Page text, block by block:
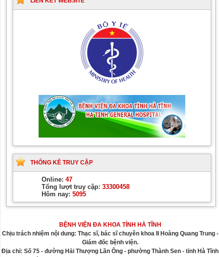
THỐNG KÊ TRUY CẬP
Online: 47
Tổng lượt truy cập: 33300458
Hôm nay: 5095
BỆNH VIỆN ĐA KHOA TỈNH HÀ TĨNH
Chịu trách nhiệm nội dung: Thạc sĩ, bác sĩ chuyên khoa II Hoàng Quang Trung -
Giám đốc bệnh viện.
Địa chỉ: Số 75 - đường Hải Thượng Lãn Ông - phường Thành Sen - tỉnh Hà Tĩnh